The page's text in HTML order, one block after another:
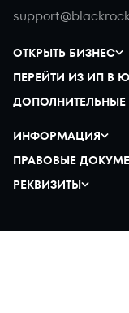
ОТКРЫТЬ БИЗНЕС
ПЕРЕЙТИ ИЗ ИП В
ДОПОЛНИТЕЛЬНЫЕ
ИНФОРМАЦИЯ
ПРАВОВЫЕ
РЕКВИЗИТЫ